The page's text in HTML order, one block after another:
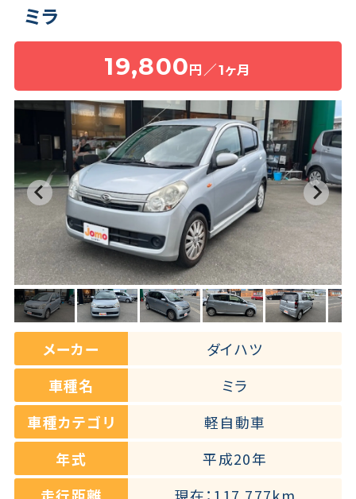
保険・補償
よくある質問
お問い合わせチャット
ご利用案内
ミラ
19,800円／1ヶ月
メーカー
ダイハツ
車種名
ミラ
車種カテゴリ
軽自動車
年式
平成20年